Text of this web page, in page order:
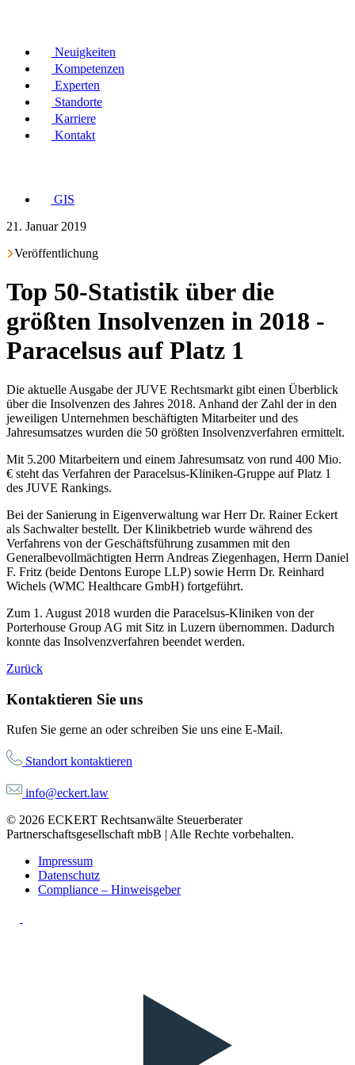
Neuigkeiten
Kompetenzen
Experten
Standorte
Karriere
Kontakt
GIS
21. Januar 2019
Veröffentlichung
Top 50-Statistik über die
größten Insolvenzen in 2018 -
Paracelsus auf Platz 1
Die aktuelle Ausgabe der JUVE Rechtsmarkt gibt einen Überblick
über die Insolvenzen des Jahres 2018. Anhand der Zahl der in den
jeweiligen Unternehmen beschäftigten Mitarbeiter und des
Jahresumsatzes wurden die 50 größten Insolvenzverfahren ermittelt.
Mit 5.200 Mitarbeitern und einem Jahresumsatz von rund 400 Mio.
€ steht das Verfahren der Paracelsus-Kliniken-Gruppe auf Platz 1
des JUVE Rankings.
Bei der Sanierung in Eigenverwaltung war Herr Dr. Rainer Eckert
als Sachwalter bestellt. Der Klinikbetrieb wurde während des
Verfahrens von der Geschäftsführung zusammen mit den
Generalbevollmächtigten Herrn Andreas Ziegenhagen, Herrn Daniel
F. Fritz (beide Dentons Europe LLP) sowie Herrn Dr. Reinhard
Wichels (WMC Healthcare GmbH) fortgeführt.
Zum 1. August 2018 wurden die Paracelsus-Kliniken von der
Porterhouse Group AG mit Sitz in Luzern übernommen. Dadurch
konnte das Insolvenzverfahren beendet werden.
Zurück
Kontaktieren Sie uns
Rufen Sie gerne an oder schreiben Sie uns eine E-Mail.
Standort kontaktieren
info@eckert.law
© 2026 ECKERT Rechtsanwälte Steuerberater
Partnerschaftsgesellschaft mbB | Alle Rechte vorbehalten.
Impressum
Datenschutz
Compliance – Hinweisgeber